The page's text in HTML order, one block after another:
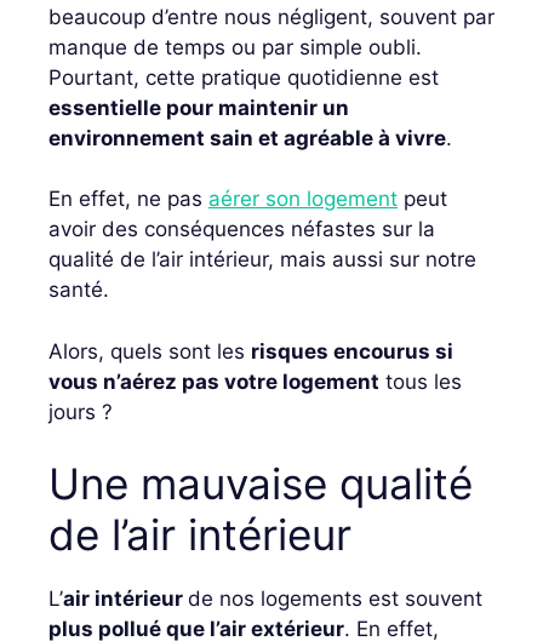
beaucoup d’entre nous négligent, souvent par
manque de temps ou par simple oubli.
Pourtant, cette pratique quotidienne est
essentielle pour maintenir un
environnement sain et agréable à vivre.
En effet, ne pas aérer son logement peut
avoir des conséquences néfastes sur la
qualité de l’air intérieur, mais aussi sur notre
santé.
Alors, quels sont les risques encourus si
vous n’aérez pas votre logement tous les
jours ?
Une mauvaise qualité
de l’air intérieur
L’air intérieur de nos logements est souvent
plus pollué que l’air extérieur. En effet,